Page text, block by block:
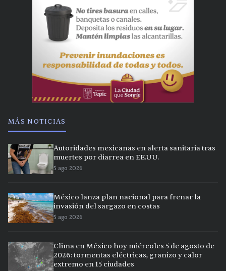
MÁS NOTICIAS
Autoridades mexicanas en alerta sanitaria tras
muertes por diarrea en EE.UU.
5 ago 2026
México lanza plan nacional para frenar la
invasión del sargazo en costas
5 ago 2026
Clima en México hoy miércoles 5 de agosto de
2026: tormentas eléctricas, granizo y calor
extremo en 15 ciudades